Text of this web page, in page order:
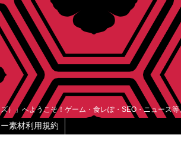
）」へようこそ！ゲーム・食レぽ・SEO・ニュース等
素材利用規約